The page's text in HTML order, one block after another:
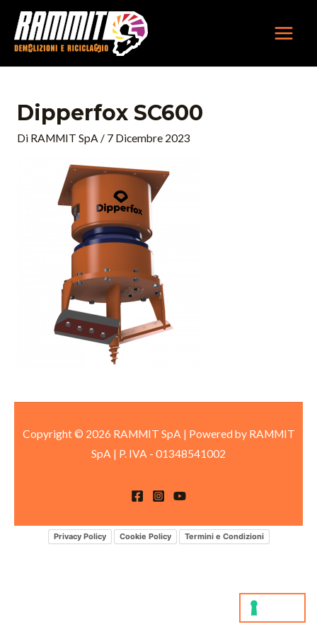
contenuto
Dipperfox SC600
Di RAMMIT SpA / 7 Dicembre 2023
Copyright © 2026 RAMMIT SpA | Powered by RAMMIT
SpA | P. IVA - 01348541002
Privacy Policy Cookie Policy Termini e Condizioni